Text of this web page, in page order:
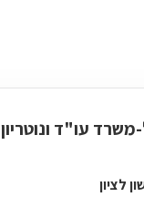
משרד עו"ד ונוטריון